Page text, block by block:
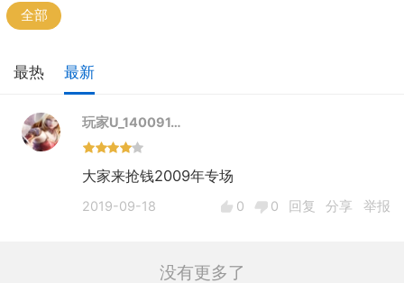
全部
最热 最新
玩家U_140091…
大家来抢钱2009年专场
2019-09-18 0 0 回复 分享 举报
没有更多了